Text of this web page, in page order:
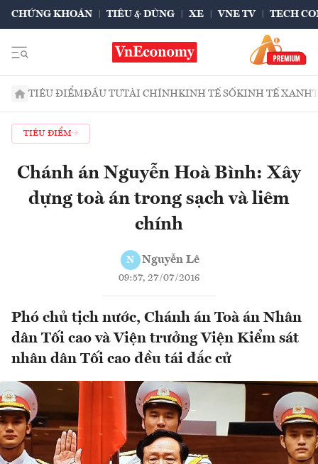
CHỨNG KHOÁN TIÊU & DÙNG XE VNE TV TECH
TIÊU ĐIỂMĐẦU TƯTÀI CHÍNHKINH TẾ SỐKINH TẾ XANH
TIÊU ĐIỂM
Chánh án Nguyễn Hoà Bình: Xây
dựng toà án trong sạch và liêm
chính
N Nguyễn Lê
09:57, 27/07/2016
Phó chủ tịch nước, Chánh án Toà án Nhân
dân Tối cao và Viện trưởng Viện Kiểm sát
nhân dân Tối cao đều tái đắc cử